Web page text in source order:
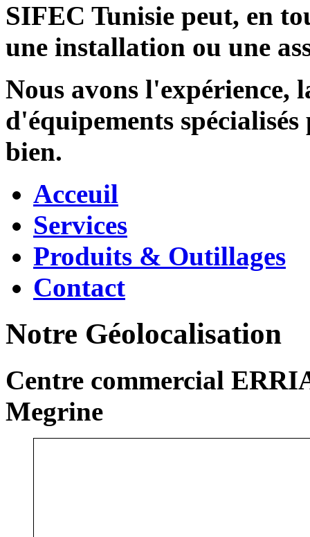
SIFEC Tunisie peut, en
une installation ou une
Nous avons l'expérience,
d'équipements
bien.
Acceuil
Services
Produits & Outillages
Contact
Notre Géolocalisation
Centre commercial
Megrine